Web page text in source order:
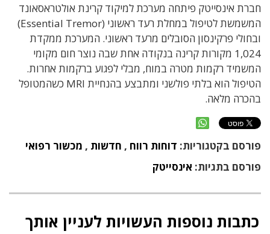
חברת אינסייטק פיתחה מערכת למיקוד קרינת אולטראסאונד
המשמשת לטיפול במחלת רעד ראשוני (Essential Tremor)
ובחולי פרקינסון הסובלים מרעד ראשוני. המערכת ממקדת
1,024 מקורות קרינה בנקודה אחת שבה נוצר חום מקומי
המשמיד רקמות מטרה במוח, מבלי לפגוע ברקמות אחרות.
הטיפול הוא בלתי פולשני ומתבצע בהנחיית MRI כשהמטופל
בהכרה מלאה.
פורסם בקטגוריות: דוחות רווח , חדשות , מכשור רפואי
פורסם בתגיות: אינסייטק
כתבות נוספות העשויות לעניין אותך